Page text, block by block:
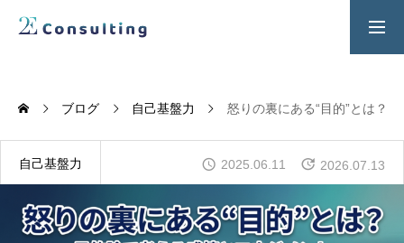
人材育成／経営サポートプログラム
CONTENTS
2E Consulting の人材育成について
ブログ 自己基盤力 怒りの裏にある“目的”とは？
自己基盤力 2025.06.11 2026.07.13